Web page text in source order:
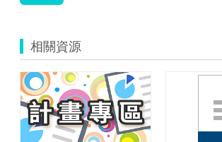
相關資源